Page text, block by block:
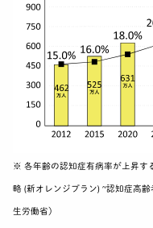
※ 各年齢の認知症有病率が上昇す
略 (新オレンジプラン) ~認知症高
生労働省）